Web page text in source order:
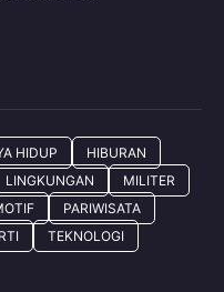
HIDUP
HIBURAN
LINGKUNGAN
MILITER
PARIWISATA
TEKNOLOGI